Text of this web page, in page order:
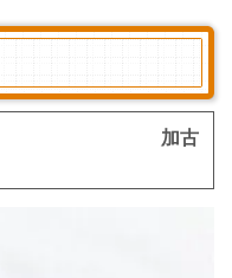
加古